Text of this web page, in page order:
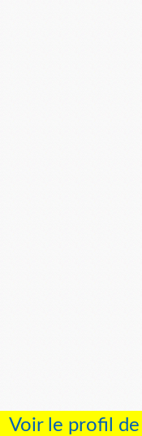
Voir le profil de